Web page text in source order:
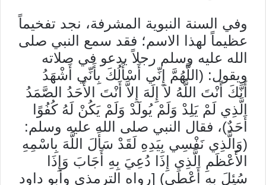
وفي السنة النبوية المشرفة، نجد تفخيماً
عظيماً لهذا الاسم؛ فقد سمع النبي صلى
الله عليه وسلم رجلاً يدعو في صلاته
ويقول: (اللَّهُمَّ إِنِّي أَسْأَلُكَ بِأَنِّي أَشْهَدُ
أَنَّكَ أَنْتَ اللَّهُ لاَ إِلَهَ إِلاَّ أَنْتَ الأَحَدُ الصَّمَدُ
الَّذِي لَمْ يَلِدْ وَلَمْ يُولَدْ وَلَمْ يَكُنْ لَهُ كُفُوًا
أَحَدٌ)، فقال النبي صلى الله عليه وسلم:
(وَالَّذِي نَفْسِي بِيَدِهِ لَقَدْ سَأَلَ اللَّهَ بِاسْمِهِ
الأَعْظَمِ الَّذِي إِذَا دُعِيَ بِهِ أَجَابَ وَإِذَا
سُئِلَ بِهِ أَعْطَى) [رواه الترمذي وأبو داود